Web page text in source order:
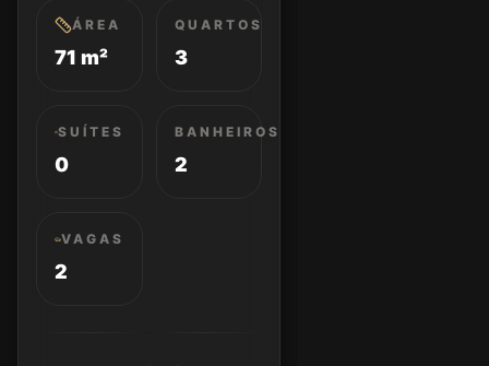
ÁREA
71 m²
QUARTOS
3
SUÍTES
0
BANHEIROS
2
VAGAS
2